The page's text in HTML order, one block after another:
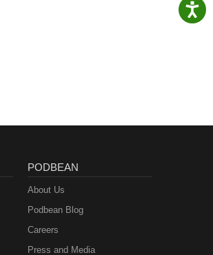
PODBEAN
About Us
Podbean Blog
Careers
Press and Media